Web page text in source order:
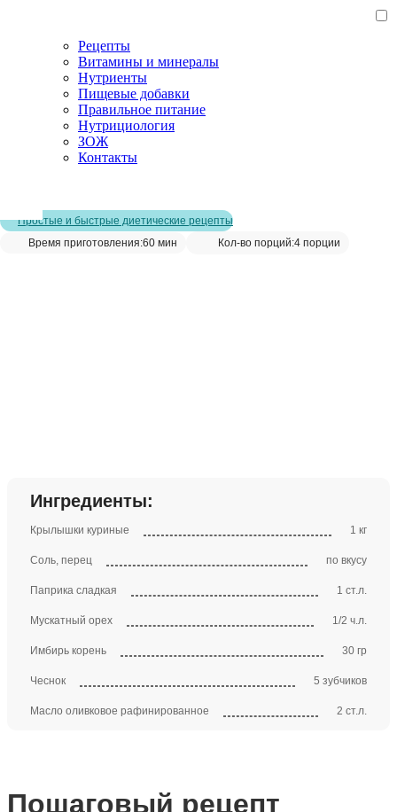
Рецепты
Витамины и минералы
Нутриенты
Пищевые добавки
Правильное питание
Нутрициология
ЗОЖ
Контакты
Простые и быстрые диетические рецепты
Время приготовления:60 мин Кол-во порций:4 порции
Ингредиенты:
Крылышки куриные 1 кг
Соль, перец по вкусу
Паприка сладкая 1 ст.л.
Мускатный орех 1/2 ч.л.
Имбирь корень 30 гр
Чеснок 5 зубчиков
Масло оливковое рафинированное 2 ст.л.
Пошаговый рецепт